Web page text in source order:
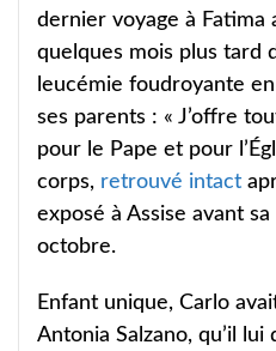
dernier voyage à Fatima
quelques mois plus tard
leucémie foudroyante
ses parents : « J’offre
pour le Pape et pour
corps, retrouvé intact
exposé à Assise avant
octobre.
Enfant unique, Carlo
Antonia Salzano, qu’il